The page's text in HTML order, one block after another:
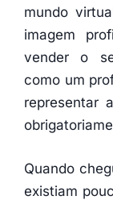
mundo
imagem
vender o
como um
representar
Quando
existiam